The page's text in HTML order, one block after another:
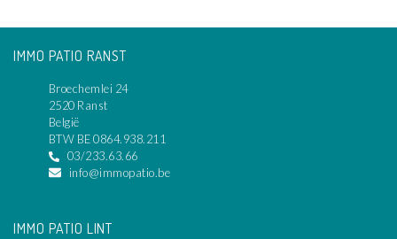
IMMO PATIO RANST
Broechemlei 24
2520 Ranst
België
BTW BE 0864.938.211
03/233.63.66
info@immopatio.be
IMMO PATIO LINT